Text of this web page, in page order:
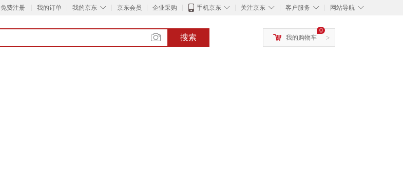
免费注册 我的订单 ◇
我的京东 京东会员 企业采购 ◇
手机京东 ◇
关注京东 ◇
客户服务 ◇
网站导航
搜索 >
0
我的购物车